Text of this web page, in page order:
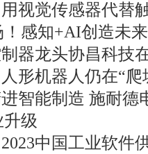
用视觉传感器代替
感知+AI创造未
器龙头协昌科技
人形机器人仍在“爬
智能制造 施耐德
级
2023中国工业软件